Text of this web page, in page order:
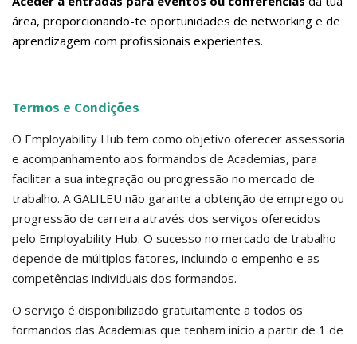
área, proporcionando-te oportunidades de networking e de
aprendizagem com profissionais experientes.
Termos e Condições
O Employability Hub tem como objetivo oferecer assessoria
e acompanhamento aos formandos de Academias, para
facilitar a sua integração ou progressão no mercado de
trabalho. A GALILEU não garante a obtenção de emprego ou
progressão de carreira através dos serviços oferecidos
pelo Employability Hub. O sucesso no mercado de trabalho
depende de múltiplos fatores, incluindo o empenho e as
competências individuais dos formandos.
O serviço é disponibilizado gratuitamente a todos os
formandos das Academias que tenham início a partir de 1 de